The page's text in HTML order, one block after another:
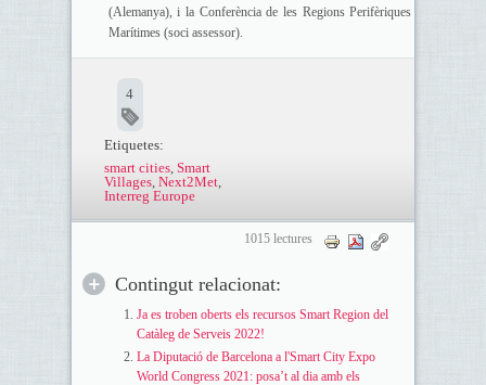
(Alemanya), i la Conferència de les Regions Perifèriques
Marítimes (soci assessor).
4
Etiquetes:
smart cities, Smart
Villages, Next2Met,
Interreg Europe
1015 lectures
Contingut relacionat:
Ja es troben oberts els recursos Smart Region del
Catàleg de Serveis 2022!
La Diputació de Barcelona a l'Smart City Expo
World Congress 2021: posa’t al dia amb els